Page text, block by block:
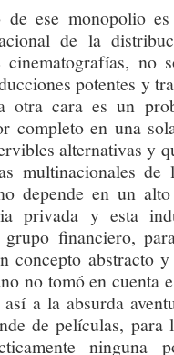
ese monopolio
de la
no
potentes y
otra cara es un
completo en una
alternativas y
multinacionales
depende en un
privada y esta
financiero,
concepto abstracto
no tomó en cuenta
a la absurda
de películas, para
ninguna